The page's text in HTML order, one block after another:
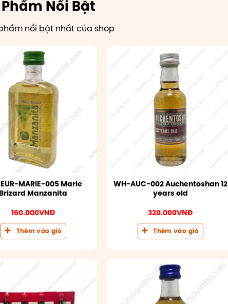
Phẩm Nổi Bật
nổi bật nhất của shop
MARIE-005 Marie
Brizard Manzanita
160.000VNĐ
Thêm vào giỏ
WH-AUC-002 Auchentoshan 12
years old
320.000VNĐ
Thêm vào giỏ